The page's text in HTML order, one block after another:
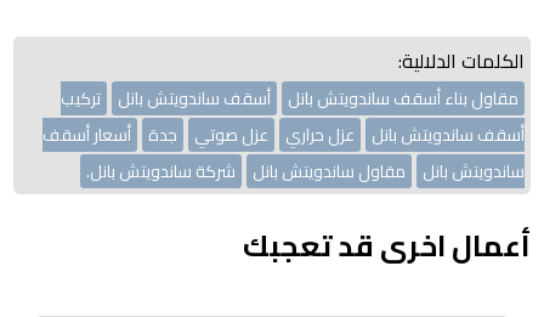
الكلمات الدلالية:
مقاول بناء أسقف ساندويتش بانل أسقف ساندويتش بانل تركيب
أسقف ساندويتش بانل
عزل حراري عزل صوتي جدة أسعار أسقف
ساندويتش بانل
مقاول ساندويتش بانل شركة ساندويتش بانل.
أعمال اخرى قد تعجبك